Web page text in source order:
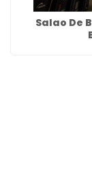
Salao De